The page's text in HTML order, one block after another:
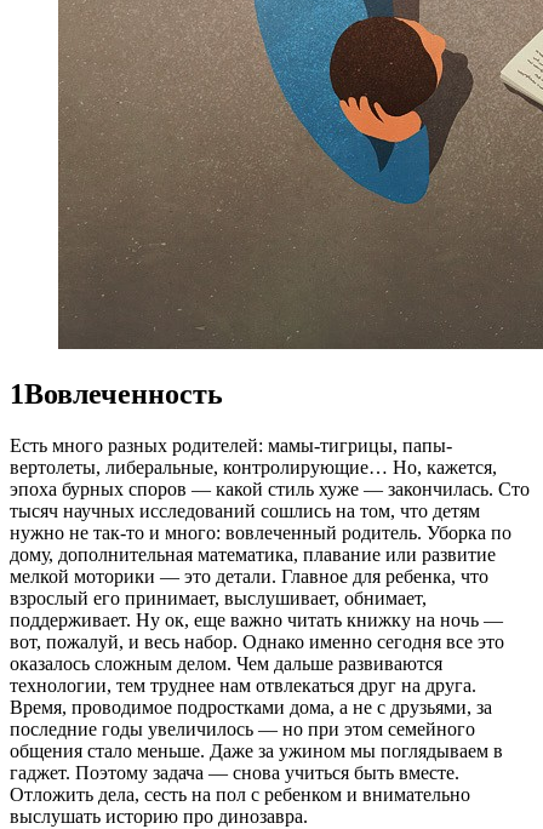
1Вовлеченность
Есть много разных родителей: мамы-тигрицы, папы-
вертолеты, либеральные, контролирующие… Но, кажется,
эпоха бурных споров — какой стиль хуже — закончилась. Сто
тысяч научных исследований сошлись на том, что детям
нужно не так-то и много: вовлеченный родитель. Уборка по
дому, дополнительная математика, плавание или развитие
мелкой моторики — это детали. Главное для ребенка, что
взрослый его принимает, выслушивает, обнимает,
поддерживает. Ну ок, еще важно читать книжку на ночь —
вот, пожалуй, и весь набор. Однако именно сегодня все это
оказалось сложным делом. Чем дальше развиваются
технологии, тем труднее нам отвлекаться друг на друга.
Время, проводимое подростками дома, а не с друзьями, за
последние годы увеличилось — но при этом семейного
общения стало меньше. Даже за ужином мы поглядываем в
гаджет. Поэтому задача — снова учиться быть вместе.
Отложить дела, сесть на пол с ребенком и внимательно
выслушать историю про динозавра.